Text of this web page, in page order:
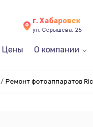
г. Хабаровск
ул. Серышева, 25
Цены О компании
/ Ремонт фотоаппаратов